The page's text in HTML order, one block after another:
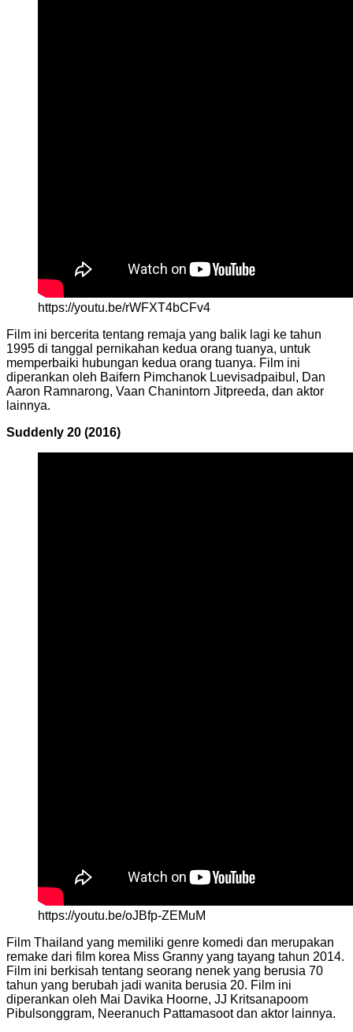
https://youtu.be/rWFXT4bCFv4
Film ini bercerita tentang remaja yang balik lagi ke tahun
1995 di tanggal pernikahan kedua orang tuanya, untuk
memperbaiki hubungan kedua orang tuanya. Film ini
diperankan oleh Baifern Pimchanok Luevisadpaibul, Dan
Aaron Ramnarong, Vaan Chanintorn Jitpreeda, dan aktor
lainnya.
Suddenly 20 (2016)
https://youtu.be/oJBfp-ZEMuM
Film Thailand yang memiliki genre komedi dan merupakan
remake dari film korea Miss Granny yang tayang tahun 2014.
Film ini berkisah tentang seorang nenek yang berusia 70
tahun yang berubah jadi wanita berusia 20. Film ini
diperankan oleh Mai Davika Hoorne, JJ Kritsanapoom
Pibulsonggram, Neeranuch Pattamasoot dan aktor lainnya.